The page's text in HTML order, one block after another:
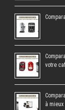
votre
à